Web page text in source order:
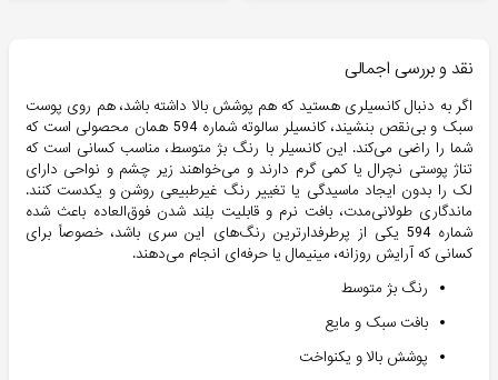
نقد و بررسی اجمالی
اگر به دنبال کانسیلری هستید که هم پوشش بالا داشته باشد، هم روی پوست
سبک و بی‌نقص بنشیند، کانسیلر سالوته شماره 594 همان محصولی است که
شما را راضی می‌کند. این کانسیلر با رنگ بژ متوسط، مناسب کسانی است که
تناژ پوستی نچرال یا کمی گرم دارند و می‌خواهند زیر چشم و نواحی دارای
لک را بدون ایجاد ماسیدگی یا تغییر رنگ غیرطبیعی روشن و یکدست کنند.
ماندگاری طولانی‌مدت، بافت نرم و قابلیت بلِند شدن فوق‌العاده باعث شده
شماره 594 یکی از پرطرفدارترین رنگ‌های این سری باشد، خصوصاً برای
کسانی که آرایش روزانه، مینیمال یا حرفه‌ای انجام می‌دهند.
رنگ بژ متوسط
بافت سبک و مایع
پوشش بالا و یکنواخت